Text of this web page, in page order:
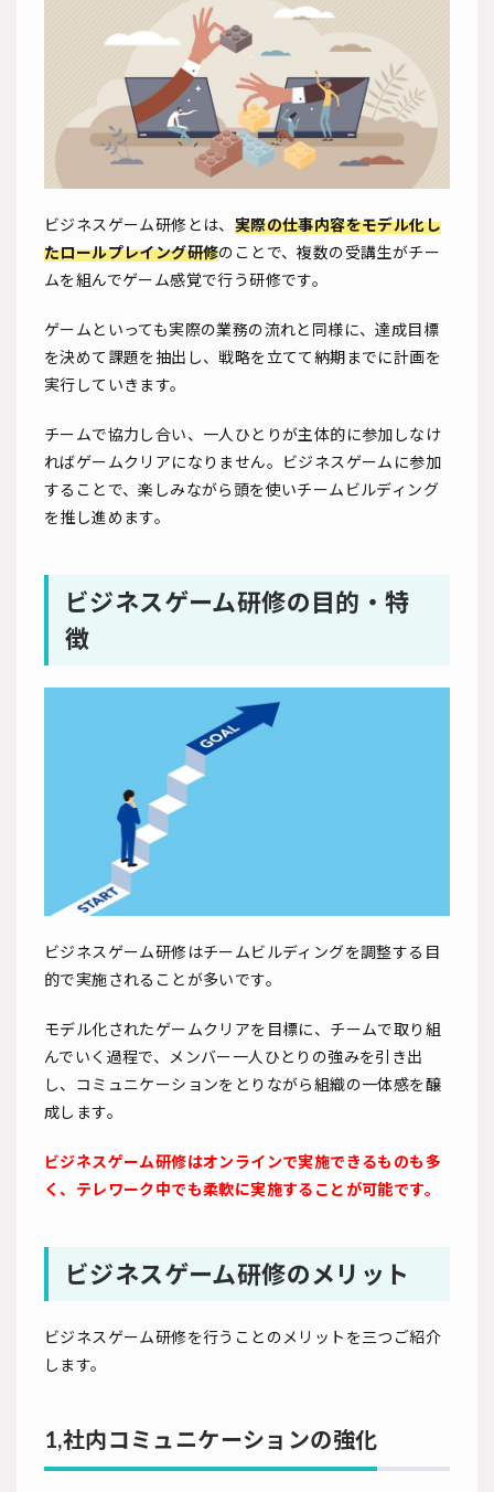
ビジネスゲーム研修とは、 実際の仕事内容をモデル化し
たロールプレイング研修のことで、複数の受講生がチー
ムを組んでゲーム感覚で行う研修です。
ゲームといっても実際の業務の流れと同様に、達成目標
を決めて課題を抽出し、戦略を立てて納期までに計画を
実行していきます。
チームで協力し合い、一人ひとりが主体的に参加しなけ
ればゲームクリアになりません。ビジネスゲームに参加
することで、楽しみながら頭を使いチームビルディング
を推し進めます。
ビジネスゲーム研修の目的・特
徴
ビジネスゲーム研修はチームビルディングを調整する目
的で実施されることが多いです。
モデル化されたゲームクリアを目標に、チームで取り組
んでいく過程で、メンバー一人ひとりの強みを引き出
し、コミュニケーションをとりながら組織の一体感を醸
成します。
ビジネスゲーム研修はオンラインで実施できるものも多
く、テレワーク中でも柔軟に実施することが可能です。
ビジネスゲーム研修のメリット
ビジネスゲーム研修を行うことのメリットを三つご紹介
します。
1,社内コミュニケーションの強化